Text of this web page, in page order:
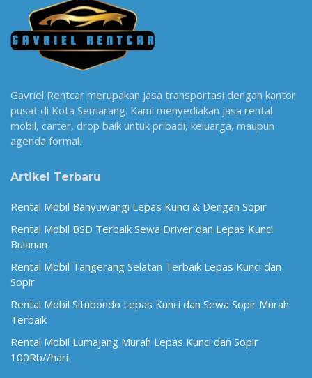
Gavriel Rentcar merupakan jasa transportasi dengan kantor
pusat di Kota Semarang. Kami menyediakan jasa rental
mobil, carter, drop baik untuk pribadi, keluarga, maupun
agenda formal.
Artikel Terbaru
Rental Mobil Banyuwangi Lepas Kunci & Dengan Sopir
Rental Mobil BSD Terbaik Sewa Driver dan Lepas Kunci
Bulanan
Rental Mobil Tangerang Selatan Terbaik Lepas Kunci dan
Sopir
Rental Mobil Situbondo Lepas Kunci dan Sewa Sopir Murah
Terbaik
Rental Mobil Lumajang Murah Lepas Kunci dan Sopir
100Rb//hari